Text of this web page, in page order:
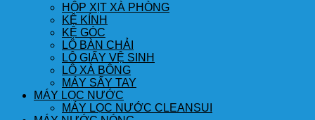
HỘP XỊT XÀ PHÒNG
KỆ KÍNH
KỆ GÓC
LÔ BÀN CHẢI
LÔ GIẤY VỆ SINH
LÔ XÀ BÔNG
MÁY SẤY TAY
MÁY LỌC NƯỚC
MÁY LỌC NƯỚC CLEANSUI